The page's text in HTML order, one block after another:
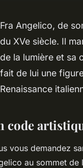
Fra Angelico, de
du XVe siècle. Il
de la lumière et sa
fait de lui une
Renaissance
code
vous demandez
au sommet de